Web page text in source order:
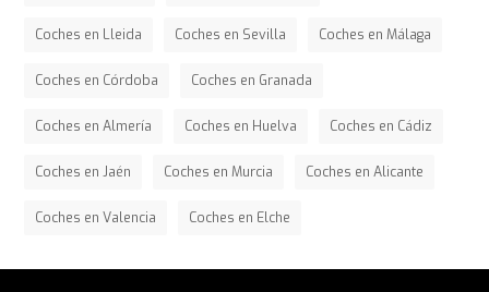
Coches en Lleida Coches en Sevilla Coches en Málaga
Coches en Córdoba Coches en Granada
Coches en Almería Coches en Huelva Coches en Cádiz
Coches en Jaén Coches en Murcia Coches en Alicante
Coches en Valencia Coches en Elche